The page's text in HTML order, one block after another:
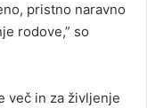
pristno naravno
rodove,” so
več in za življenje